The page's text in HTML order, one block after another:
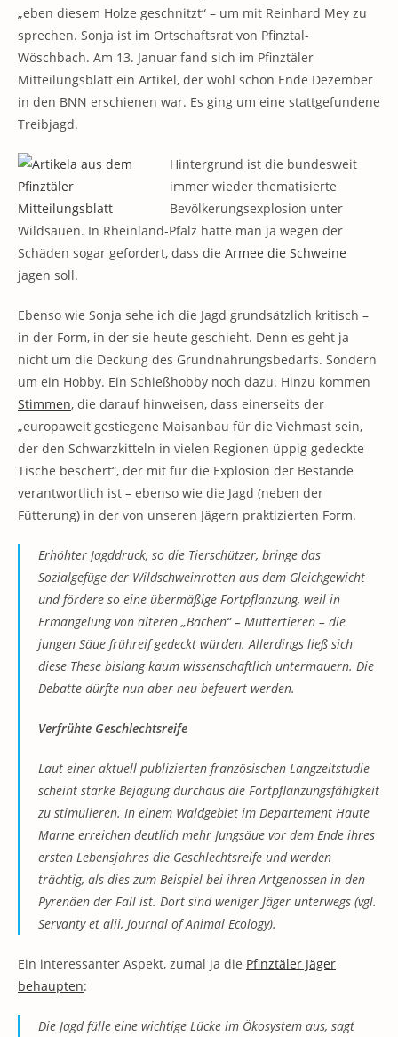
„eben diesem Holze geschnitzt“ – um mit Reinhard Mey zu
sprechen. Sonja ist im Ortschaftsrat von Pfinztal-
Wöschbach. Am 13. Januar fand sich im Pfinztäler
Mitteilungsblatt ein Artikel, der wohl schon Ende Dezember
in den BNN erschienen war. Es ging um eine stattgefundene
Treibjagd.
Hintergrund ist die bundesweit
immer wieder thematisierte
Bevölkerungsexplosion unter
Wildsauen. In Rheinland-Pfalz hatte man ja wegen der
Schäden sogar gefordert, dass die Armee die Schweine
jagen soll.
Ebenso wie Sonja sehe ich die Jagd grundsätzlich kritisch –
in der Form, in der sie heute geschieht. Denn es geht ja
nicht um die Deckung des Grundnahrungsbedarfs. Sondern
um ein Hobby. Ein Schießhobby noch dazu. Hinzu kommen
Stimmen, die darauf hinweisen, dass einerseits der
„europaweit gestiegene Maisanbau für die Viehmast sein,
der den Schwarzkitteln in vielen Regionen üppig gedeckte
Tische beschert“, der mit für die Explosion der Bestände
verantwortlich ist – ebenso wie die Jagd (neben der
Fütterung) in der von unseren Jägern praktizierten Form.
Erhöhter Jagddruck, so die Tierschützer, bringe das
Sozialgefüge der Wildschweinrotten aus dem Gleichgewicht
und fördere so eine übermäßige Fortpflanzung, weil in
Ermangelung von älteren „Bachen“ – Muttertieren – die
jungen Säue frühreif gedeckt würden. Allerdings ließ sich
diese These bislang kaum wissenschaftlich untermauern. Die
Debatte dürfte nun aber neu befeuert werden.
Verfrühte Geschlechtsreife
Laut einer aktuell publizierten französischen Langzeitstudie
scheint starke Bejagung durchaus die Fortpflanzungsfähigkeit
zu stimulieren. In einem Waldgebiet im Departement Haute
Marne erreichen deutlich mehr Jungsäue vor dem Ende ihres
ersten Lebensjahres die Geschlechtsreife und werden
trächtig, als dies zum Beispiel bei ihren Artgenossen in den
Pyrenäen der Fall ist. Dort sind weniger Jäger unterwegs (vgl.
Servanty et alii, Journal of Animal Ecology).
Ein interessanter Aspekt, zumal ja die Pfinztäler Jäger
behaupten:
Die Jagd fülle eine wichtige Lücke im Ökosystem aus, sagt